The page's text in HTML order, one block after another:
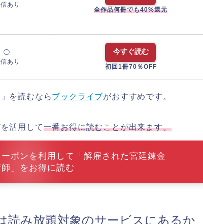
あり
全作品何冊でも40%還元
◯
あり
今すぐ読む
初回1冊70％OFF
を読むならブックライブがおすすめです。
活用して一番お得に読むことが出来ます。
ポンを利用して「解雇された宮廷錬金
」をお得に読む
読み放題対象のサービスにあるか